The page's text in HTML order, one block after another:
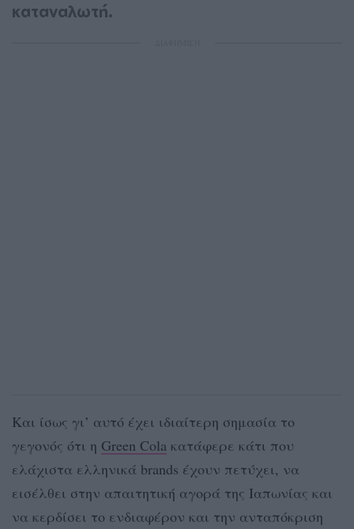
καταναλωτή.
Και ίσως γι’ αυτό έχει ιδιαίτερη σημασία το
γεγονός ότι η Green Cola κατάφερε κάτι που
ελάχιστα ελληνικά brands έχουν πετύχει, να
εισέλθει στην απαιτητική αγορά της Ιαπωνίας και
να κερδίσει το ενδιαφέρον και την ανταπόκριση